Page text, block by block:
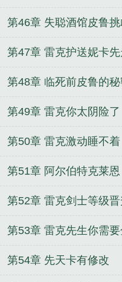
第46章 失聪酒馆皮鲁
第47章 雷克护送妮卡
第48章 临死前皮鲁的
第49章 雷克你太阴险了
第50章 雷克激动睡不着
第51章 阿尔伯特克莱恩
第52章 雷克剑士等级
第53章 雷克先生你需
第54章 先天卡有修改